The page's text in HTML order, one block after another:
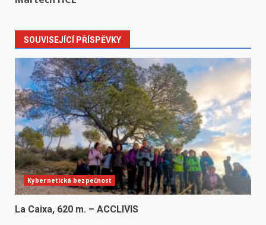
SOUVISEJÍCÍ PŘÍSPĚVKY
Kybernetická bezpečnost
La Caixa, 620 m. – ACCLIVIS